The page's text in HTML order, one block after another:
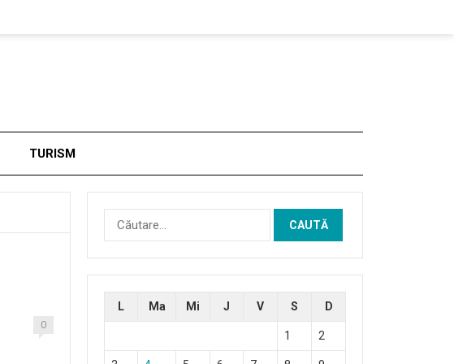
TURISM
0
Caută
după:
L Ma Mi J V S D
1 2